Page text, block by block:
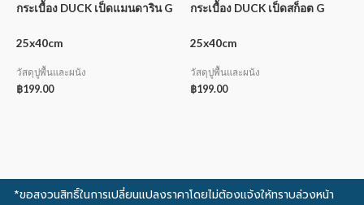
กระเบื้อง DUCK เป็ดแมนดาริน G
25x40cm
วัสดุปูพื้นและผนัง
฿199.00
กระเบื้อง DUCK เป็ดสก็อต G
25x40cm
วัสดุปูพื้นและผนัง
฿199.00
*ขอสงวนสิทธิ์ในการเปลี่ยนแปลงราคาโดยไม่ต้องแจ้งให้ทราบล่วงหน้า